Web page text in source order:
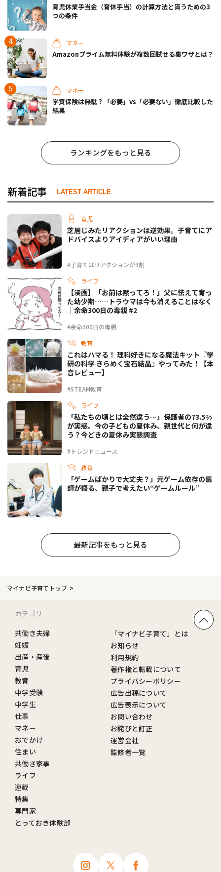
育児休業手当金（育休手当）の計算方法と貰うための3
つの条件
マネー
Amazonプライム無料体験が複数回試せる裏ワザとは？
マネー
学資保険は無駄？「必要」vs「必要ない」徹底比較した
結果
ランキングをもっと見る
新着記事 LATEST ARTICLE
育児
#子育てはリアクションが9割
芝居じみたリアクションは逆効果。子育てにア
ドバイスよりアイディアがいい理由
ライフ
#余命300日の毒親
【漫画】「お前は黙ってろ！」父に怯えて育っ
た幼少期……トラウマは今も消えることはなく
｜余命300日の毒親 #2
教育
#STEAM教育
これはハマる！ 理科好きになる魔法キット『学
研の科学 きらめく宝石結晶』やってみた！【本
音レビュー】
ライフ
#トレンドニュース
「私たちの頃とは全然違う…」保護者の73.5%
が実感。今の子どもの夏休み、親世代と何が違
う？今どきの夏休み実態調査
教育
「ゲームばかりで大丈夫？」元ゲーム依存の医
師が語る、親子で考えたい“ゲームルール”
最新記事をもっと見る
マイナビ子育てトップ
カテゴリ
共働き夫婦
妊娠
出産・産後
育児
教育
中学受験
中学生
仕事
マネー
おでかけ
住まい
共働き家事
ライフ
連載
特集
専門家
とっておき体験部
「マイナビ子育て」とは
お知らせ
利用規約
著作権と転載について
プライバシーポリシー
広告出稿について
広告表示について
お問い合わせ
お詫びと訂正
運営会社
監修者一覧